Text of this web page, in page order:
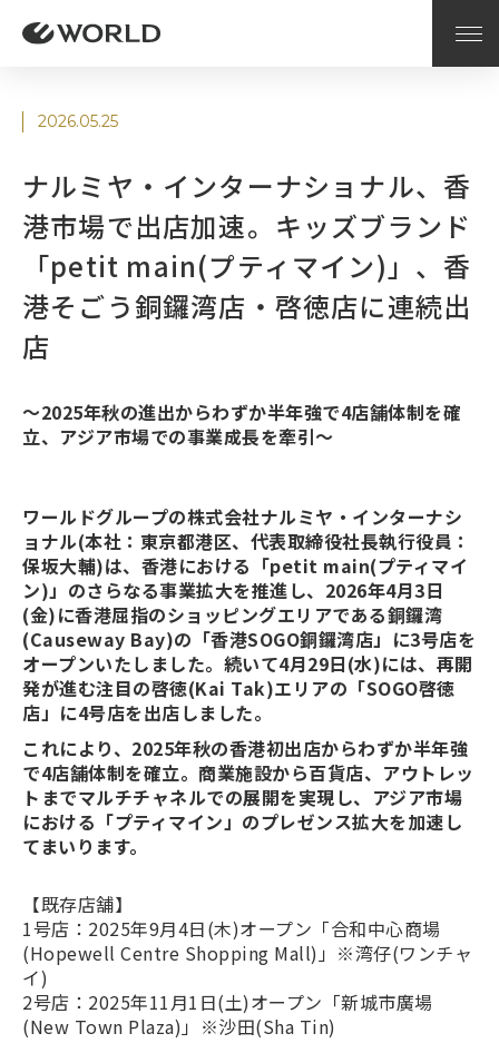
2026.05.25
ナルミヤ・インターナショナル、香
港市場で出店加速。キッズブランド
「petit main(プティマイン)」、香
港そごう銅鑼湾店・啓徳店に連続出
店
〜2025年秋の進出からわずか半年強で4店舗体制を確
立、アジア市場での事業成長を牽引〜
ワールドグループの株式会社ナルミヤ・インターナシ
ョナル(本社：東京都港区、代表取締役社長執行役員：
保坂大輔)は、香港における「petit main(プティマイ
ン)」のさらなる事業拡大を推進し、2026年4月3日
(金)に香港屈指のショッピングエリアである銅鑼湾
(Causeway Bay)の「香港SOGO銅鑼湾店」に3号店を
オープンいたしました。続いて4月29日(水)には、再開
発が進む注目の啓徳(Kai Tak)エリアの「SOGO啓徳
店」に4号店を出店しました。
これにより、2025年秋の香港初出店からわずか半年強
で4店舗体制を確立。商業施設から百貨店、アウトレッ
トまでマルチチャネルでの展開を実現し、アジア市場
における「プティマイン」のプレゼンス拡大を加速し
てまいります。
【既存店舗】
1号店：2025年9月4日(木)オープン「合和中心商場
(Hopewell Centre Shopping Mall)」※湾仔(ワンチャ
イ)
2号店：2025年11月1日(土)オープン「新城市廣場
(New Town Plaza)」※沙田(Sha Tin)